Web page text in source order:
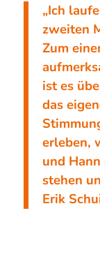
„Ich
zweiten
Zum
ist es
das
erleben,
und
stehen
Erik